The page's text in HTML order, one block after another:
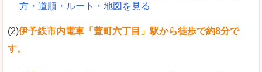
方・道順・ルート・地図を見る
(2)伊予鉄市内電車「萱町六丁目」駅から徒歩で約8分で
す。